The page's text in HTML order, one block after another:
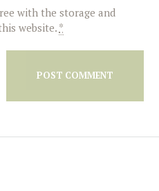
with the storage and
website. *